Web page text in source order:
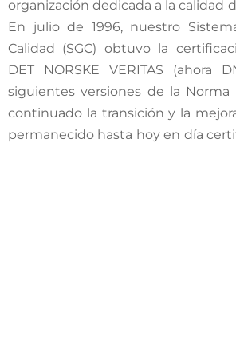
organización dedicada a la calidad
En julio de 1996, nuestro
Calidad (SGC) obtuvo la
DET NORSKE VERITAS (ahora
siguientes versiones de la Norma
continuado la transición y la mejora
permanecido hasta hoy en día